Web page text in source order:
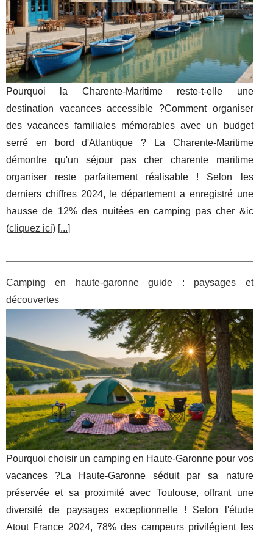
Pourquoi la Charente-Maritime reste-t-elle une
destination vacances accessible ?Comment organiser
des vacances familiales mémorables avec un budget
serré en bord d'Atlantique ? La Charente-Maritime
démontre qu'un séjour pas cher charente maritime
organiser reste parfaitement réalisable ! Selon les
derniers chiffres 2024, le département a enregistré une
hausse de 12% des nuitées en camping pas cher &ic
(cliquez ici) [...]
Camping en haute-garonne guide : paysages et
découvertes
Pourquoi choisir un camping en Haute-Garonne pour vos
vacances ?La Haute-Garonne séduit par sa nature
préservée et sa proximité avec Toulouse, offrant une
diversité de paysages exceptionnelle ! Selon l'étude
Atout France 2024, 78% des campeurs privilégient les